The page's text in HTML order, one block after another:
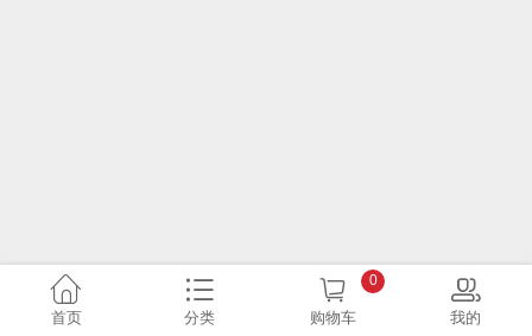
首页 分类 购物车
0
我的